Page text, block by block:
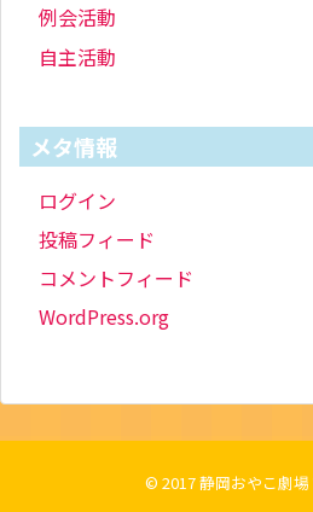
例会活動
自主活動
メタ情報
ログイン
投稿フィード
コメントフィード
WordPress.org
© 2017静岡おやこ劇